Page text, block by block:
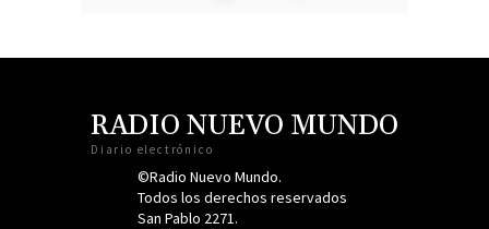
RADIO NUEVO MUNDO
Diario electrónico
©Radio Nuevo Mundo.
Todos los derechos reservados
San Pablo 2271.